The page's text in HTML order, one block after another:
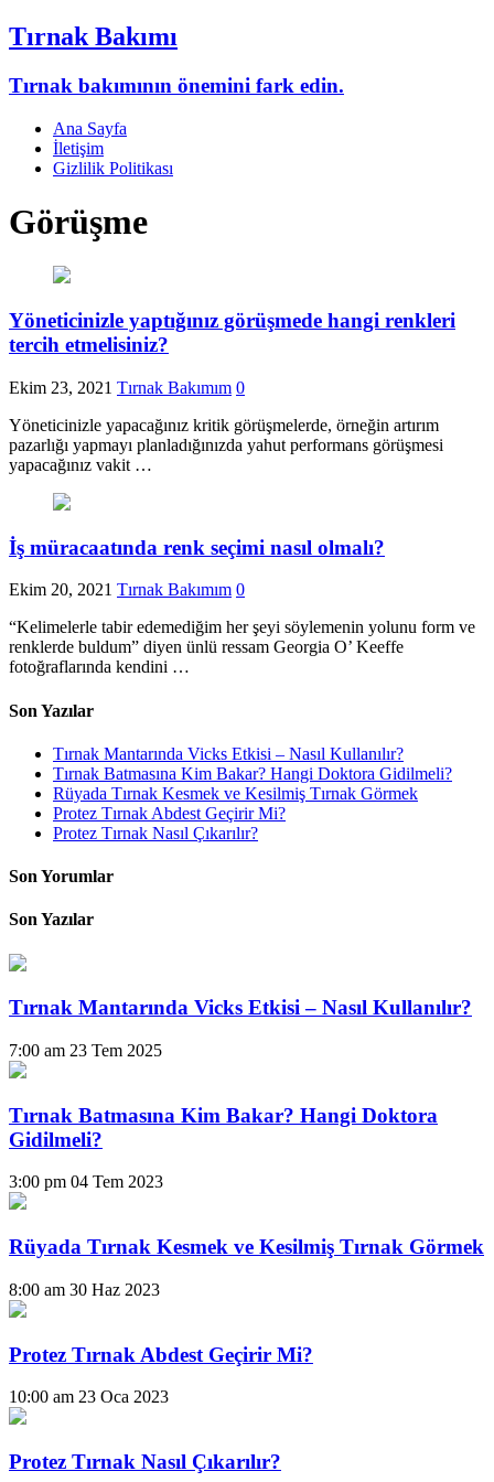
Tırnak Bakımı
Tırnak bakımının önemini fark edin.
Ana Sayfa
İletişim
Gizlilik Politikası
Görüşme
Yöneticinizle yaptığınız görüşmede hangi renkleri
tercih etmelisiniz?
Ekim 23, 2021 Tırnak Bakımım 0
Yöneticinizle yapacağınız kritik görüşmelerde, örneğin artırım
pazarlığı yapmayı planladığınızda yahut performans görüşmesi
yapacağınız vakit …
İş müracaatında renk seçimi nasıl olmalı?
Ekim 20, 2021 Tırnak Bakımım 0
“Kelimelerle tabir edemediğim her şeyi söylemenin yolunu form ve
renklerde buldum” diyen ünlü ressam Georgia O’ Keeffe
fotoğraflarında kendini …
Son Yazılar
Tırnak Mantarında Vicks Etkisi – Nasıl Kullanılır?
Tırnak Batmasına Kim Bakar? Hangi Doktora Gidilmeli?
Rüyada Tırnak Kesmek ve Kesilmiş Tırnak Görmek
Protez Tırnak Abdest Geçirir Mi?
Protez Tırnak Nasıl Çıkarılır?
Son Yorumlar
Son Yazılar
Tırnak Mantarında Vicks Etkisi – Nasıl Kullanılır?
7:00 am 23 Tem 2025
Tırnak Batmasına Kim Bakar? Hangi Doktora
Gidilmeli?
3:00 pm 04 Tem 2023
Rüyada Tırnak Kesmek ve Kesilmiş Tırnak Görmek
8:00 am 30 Haz 2023
Protez Tırnak Abdest Geçirir Mi?
10:00 am 23 Oca 2023
Protez Tırnak Nasıl Çıkarılır?